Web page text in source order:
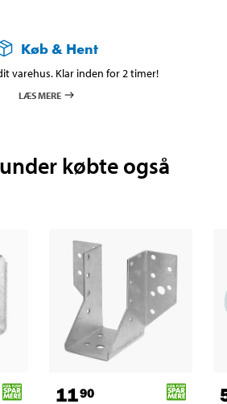
Køb & Hent
varehus. Klar inden for 2 timer!
LÆS MERE
købte også
1190